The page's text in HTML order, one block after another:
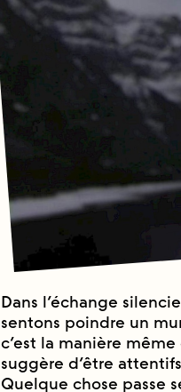
Dans l’échange
sentons poindre un
c’est la manière
suggère d’être
Quelque chose passe